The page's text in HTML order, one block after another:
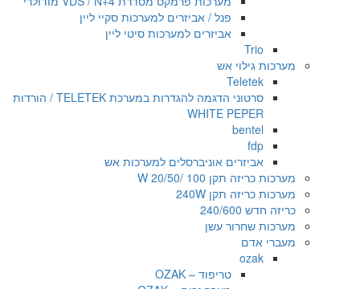
פנל / אביזרים למערכות סקיי ליין
אביזרים למערכות סיטי ליין
Trio
מערכות גילוי אש
Teletek
סרטוני הדגמה להגדרות במערכת TELETEK / הורדות
WHITE PEPER
bentel
fdp
אביזרים אוניברסלים למערכות אש
מערכות כריזה תקן 100 /20/50 W
מערכות כריזה תקן 240W
כריזה חדש 240/600
מערכות שחרור עשן
מעברי אדם
ozak
טריפוד – OZAK